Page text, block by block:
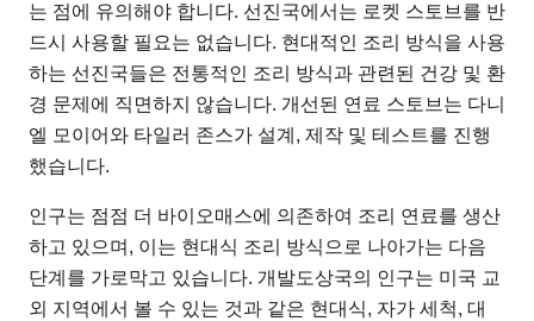
는 점에 유의해야 합니다. 선진국에서는 로켓 스토브를 반
드시 사용할 필요는 없습니다. 현대적인 조리 방식을 사용
하는 선진국들은 전통적인 조리 방식과 관련된 건강 및 환
경 문제에 직면하지 않습니다. 개선된 연료 스토브는 다니
엘 모이어와 타일러 존스가 설계, 제작 및 테스트를 진행
했습니다.
인구는 점점 더 바이오매스에 의존하여 조리 연료를 생산
하고 있으며, 이는 현대식 조리 방식으로 나아가는 다음
단계를 가로막고 있습니다. 개발도상국의 인구는 미국 교
외 지역에서 볼 수 있는 것과 같은 현대식, 자가 세척, 대